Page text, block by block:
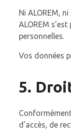
Ni ALOREM,
ALOREM
personnelles.
Vos données
5.
d’accès, de